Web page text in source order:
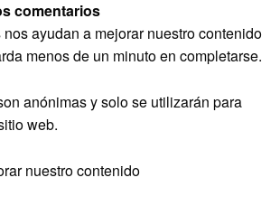
comentarios
ayudan a mejorar nuestro contenido
menos de un minuto en completarse.
anónimas y solo se utilizarán para
web.
nuestro contenido